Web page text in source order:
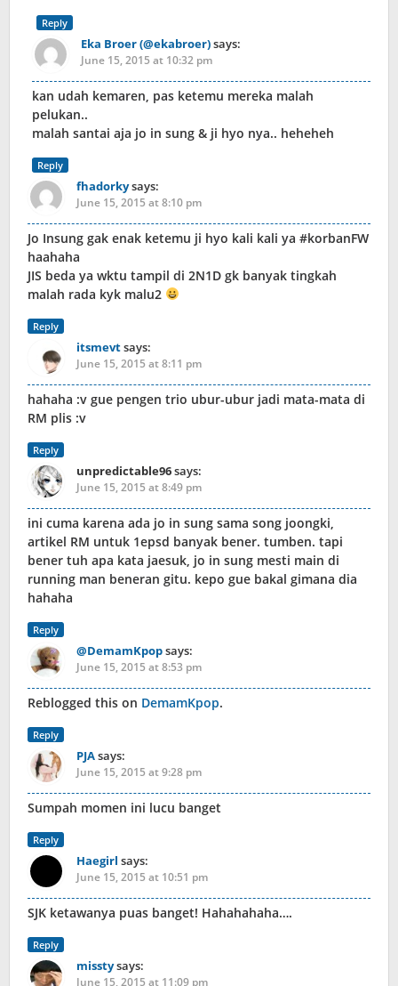
Reply
Eka Broer (@ekabroer)says:
June 15, 2015 at 10:32 pm
kan udah kemaren, pas ketemu mereka malah
pelukan..
malah santai aja jo in sung & ji hyo nya.. heheheh
Reply
fhadorkysays:
June 15, 2015 at 8:10 pm
Jo Insung gak enak ketemu ji hyo kali kali ya #korbanFW
haahaha
JIS beda ya wktu tampil di 2N1D gk banyak tingkah
malah rada kyk malu2
Reply
itsmevtsays:
June 15, 2015 at 8:11 pm
hahaha :v gue pengen trio ubur-ubur jadi mata-mata di
RM plis :v
Reply
unpredictable96says:
June 15, 2015 at 8:49 pm
ini cuma karena ada jo in sung sama song joongki,
artikel RM untuk 1epsd banyak bener. tumben. tapi
bener tuh apa kata jaesuk, jo in sung mesti main di
running man beneran gitu. kepo gue bakal gimana dia
hahaha
Reply
@DemamKpopsays:
June 15, 2015 at 8:53 pm
Reblogged this on DemamKpop.
Reply
PJAsays:
June 15, 2015 at 9:28 pm
Sumpah momen ini lucu banget
Reply
Haegirl says:
June 15, 2015 at 10:51 pm
SJK ketawanya puas banget! Hahahahaha….
Reply
misstysays:
June 15, 2015 at 11:09 pm